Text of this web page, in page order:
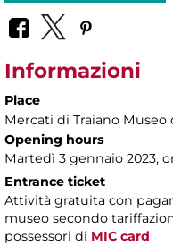
Informazioni
Place
Mercati di Traiano
Opening hours
Martedì 3 gennaio 2023,
Entrance ticket
Attività gratuita con
museo secondo
possessori di MIC card